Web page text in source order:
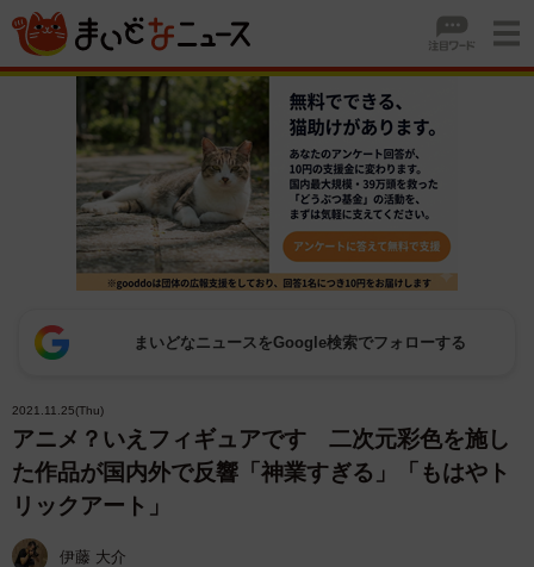
まいどなニュースをGoogle検索でフォローする
2021.11.25(Thu)
アニメ？いえフィギュアです 二次元彩色を施し
た作品が国内外で反響「神業すぎる」「もはやト
リックアート」
伊藤 大介